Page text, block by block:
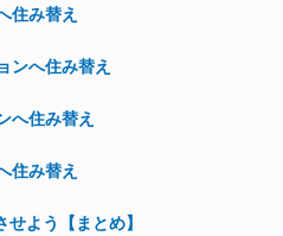
住み替え
ンへ住み替え
へ住み替え
住み替え
よう【まとめ】